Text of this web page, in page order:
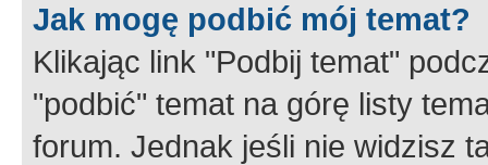
Jak mogę podbić mój temat?
Klikając link "Podbij temat"
"podbić" temat na górę listy
forum. Jednak jeśli nie widzisz